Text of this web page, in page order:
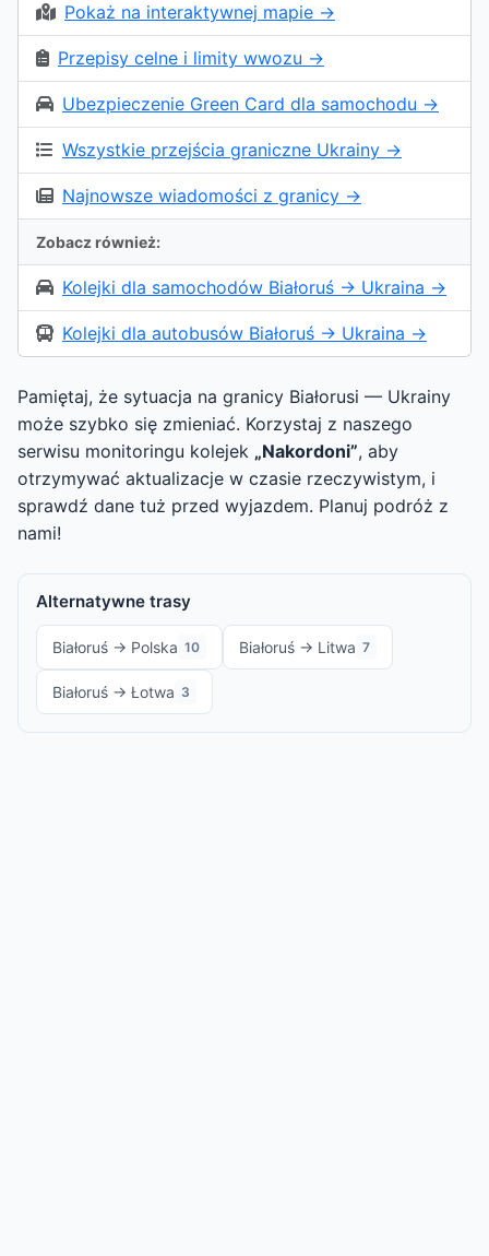
Pokaż na interaktywnej mapie →
Przepisy celne i limity wwozu →
Ubezpieczenie Green Card dla samochodu →
Wszystkie przejścia graniczne Ukrainy →
Najnowsze wiadomości z granicy →
Zobacz również:
Kolejki dla samochodów Białoruś → Ukraina →
Kolejki dla autobusów Białoruś → Ukraina →
Pamiętaj, że sytuacja na granicy Białorusi — Ukrainy
może szybko się zmieniać. Korzystaj z naszego
serwisu monitoringu kolejek „Nakordoni”, aby
otrzymywać aktualizacje w czasie rzeczywistym, i
sprawdź dane tuż przed wyjazdem. Planuj podróż z
nami!
Alternatywne trasy
Białoruś → Polska 10 Białoruś → Litwa 7
Białoruś → Łotwa 3